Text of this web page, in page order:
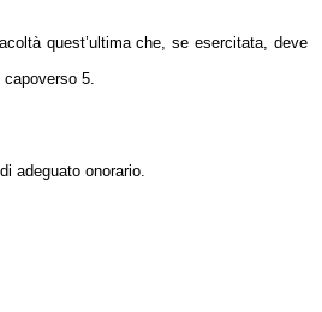
quest’ultima che, se esercitata, deve
capoverso 5.
adeguato onorario.